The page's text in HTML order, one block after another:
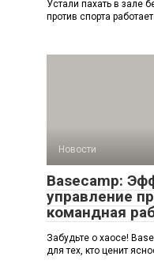
Устали пахать в зале
против спорта
Новости
Basecamp:
управление
командная
Забудьте о хаосе!
для тех, кто ценит